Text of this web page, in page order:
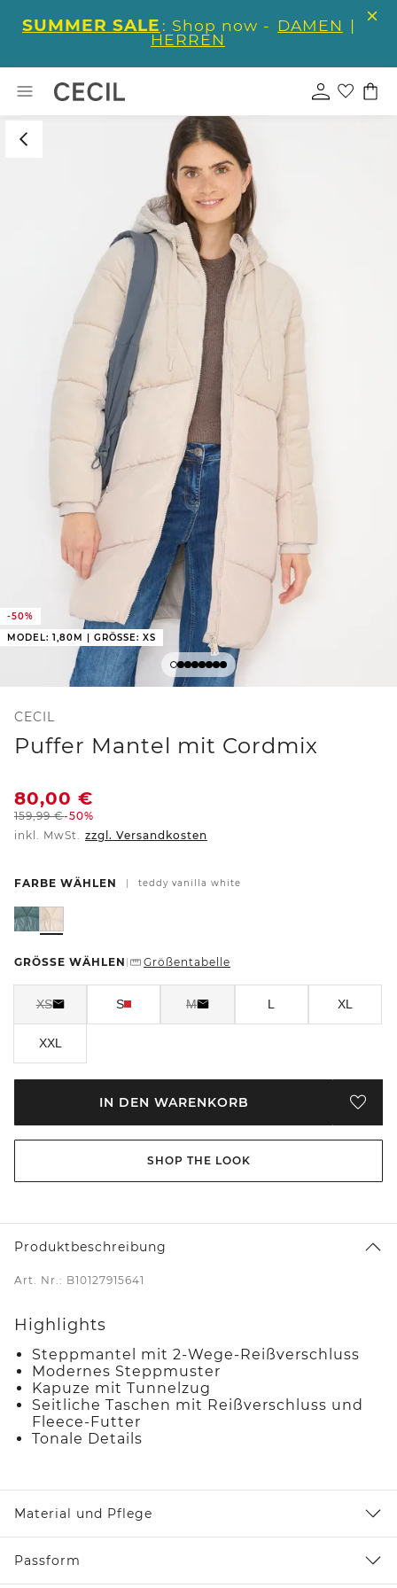
SUMMER SALE : Shop now - DAMEN |
HERREN
-50%
MODEL: 1,80M | GRÖSSE: XS
CECIL
Puffer Mantel mit Cordmix
80,00 €
159,99€-50%
inkl. MwSt. zzgl. Versandkosten
FARBE WÄHLEN teddy vanilla white
GRÖSSE WÄHLEN Größentabelle
XS S M L XL
XXL
IN DEN WARENKORB
SHOP THE LOOK
Produktbeschreibung
Art. Nr.: B10127915641
Highlights
Steppmantel mit 2-Wege-Reißverschluss
Modernes Steppmuster
Kapuze mit Tunnelzug
Seitliche Taschen mit Reißverschluss und
Fleece-Futter
Tonale Details
Material und Pflege
Passform